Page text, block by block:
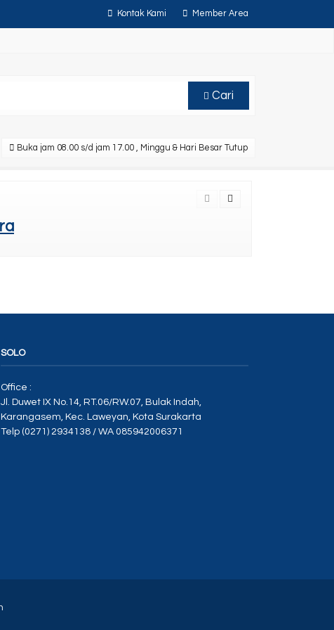
Kontak Kami Member Area
Cari
Buka jam 08.00 s/d jam 17.00 , Minggu & Hari Besar Tutup
SOLO
Office :
Jl. Duwet IX No.14, RT.06/RW.07, Bulak Indah,
Karangasem, Kec. Laweyan, Kota Surakarta
Telp (0271) 2934138 / WA 085942006371